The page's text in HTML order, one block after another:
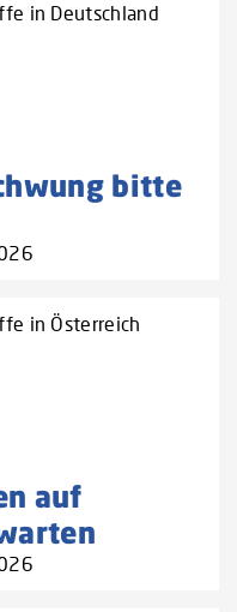
in Deutschland
bitte
in Österreich
auf